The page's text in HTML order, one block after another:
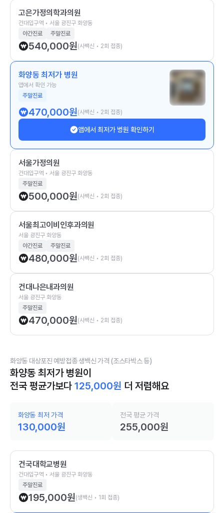
고은가정의학과의원
건대입구역 • 서울 광진구 화양동
야간진료
주말진료
540,000원(사백신 • 2회 접종)
화양동 최저가 병원
앱에서 확인 가능
주말진료
470,000원(사백신 • 2회 접종)
앱에서 최저가 병원 확인하기
서울가정의원
건대입구역 • 서울 광진구 화양동
주말진료
500,000원(사백신 • 2회 접종)
서울최고이비인후과의원
서울 광진구 화양동
야간진료
주말진료
480,000원(사백신 • 2회 접종)
건대나은내과의원
서울 광진구 화양동
주말진료
470,000원(사백신 • 2회 접종)
화양동 대상포진 예방접종 생백신 가격 (조스타박스 등)
화양동 최저가 병원이
전국 평균가보다 125,000원 더 저렴해요
화양동 최저 가격
130,000원
전국 평균 가격
255,000원
건국대학교병원
건대입구역 • 서울 광진구 화양동
주말진료
195,000원(생백신 • 1회 접종)